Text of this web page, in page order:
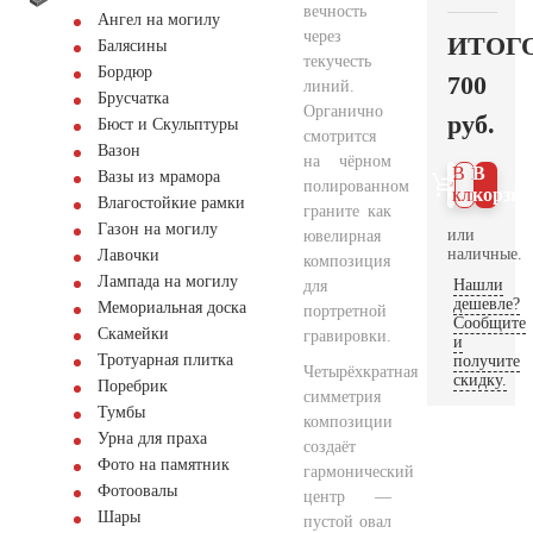
Ангел на могилу
Балясины
Бордюр
Брусчатка
Бюст и Скульптуры
Вазон
Вазы из мрамора
Влагостойкие рамки
Газон на могилу
Лавочки
Лампада на могилу
Мемориальная доска
Скамейки
Тротуарная плитка
Поребрик
Тумбы
Урна для праха
Фото на памятник
Фотоовалы
Шары
вечность
через
текучесть
линий.
Органично
смотрится
на чёрном
полированном
граните как
ювелирная
композиция
для
портретной
гравировки.
Четырёхкратная
симметрия
композиции
создаёт
гармонический
центр —
пустой овал
700
руб.
В
В 1
клик
или
наличные.
Нашли
дешевле?
Сообщите
и
получите
скидку.